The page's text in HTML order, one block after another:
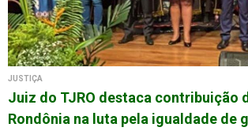
JUSTIÇA
Juiz do TJRO destaca contribuição
Rondônia na luta pela igualdade de